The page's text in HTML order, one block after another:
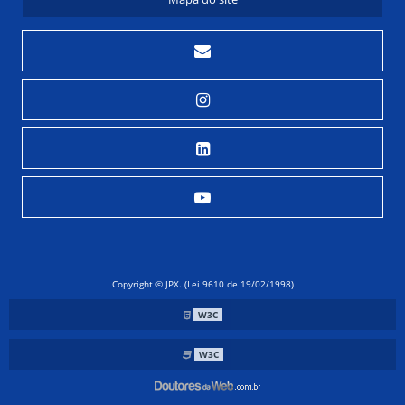
COMO FUNCIONAM OS PERMUTADORES DE CALOR
COMO REALIZAR A MANUTENÇÃO EM VASOS DE PRESSÃO DE
FORMA EFICIENTE
COMO REALIZAR O DIMENSIONAMENTO DE VASOS DE PRESSÃO
DE FORMA EFICIENTE
CONDENSADOR DE TURBINA A VAPOR COMO SOLUÇÃO
EFICIENTE PARA OTIMIZAÇÃO ENERGÉTICA
CONDENSADOR DE VAPOR INDUSTRIAL COMO SOLUÇÃO
EFICIENTE PARA O SEU NEGÓCIO
CONDENSADOR DE VAPOR INDUSTRIAL E SUAS APLICAÇÕES
CONDENSADOR DE VAPOR INDUSTRIAL: A SOLUÇÃO ESSENCIAL
Copyright © JPX. (Lei 9610 de 19/02/1998)
W3C
W3C